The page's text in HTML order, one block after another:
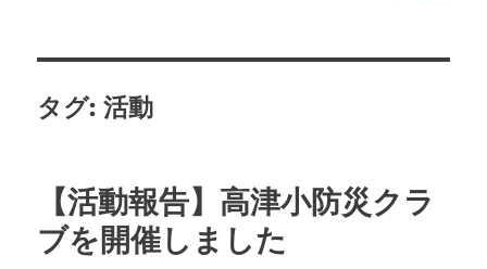
タグ:活動
【活動報告】高津小防災クラ
ブを開催しました